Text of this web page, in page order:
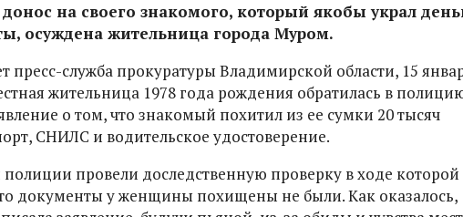
на своего знакомого, который якобы украл
осуждена жительница города Муром.
пресс-служба прокуратуры Владимирской области, 15
жительница 1978 года рождения обратилась в
о том, что знакомый похитил из ее сумки 20 тысяч
СНИЛС и водительское удостоверение.
провели доследственную проверку в ходе которой
документы у женщины похищены не были. Как оказалось,